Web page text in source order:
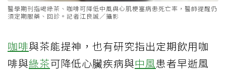
醫學期刊指喝綠茶、咖啡可降低中風與心肌梗塞病患死亡率，醫師提醒仍
須定期服藥、回診。記者江良誠／攝影
咖啡與茶能提神，也有研究指出定期飲用咖
啡與綠茶可降低心臟疾病與中風患者早逝風